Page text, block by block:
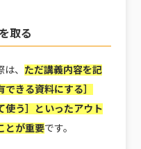
取る
、 ただ講義内容を記
きる資料にする］
使う］といったアウト
とが重要です。